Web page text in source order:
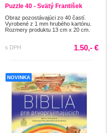
Puzzle 40 - Svätý František
Obraz pozostávajúci zo 40 častí.
Vyrobené z 1 mm hrubého kartónu.
Rozmery produktu 13 cm x 20 cm.
s DPH 1.50,- €
NOVINKA